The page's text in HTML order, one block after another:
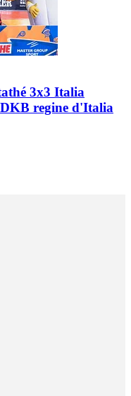
3x3 Italia
regine d'Italia